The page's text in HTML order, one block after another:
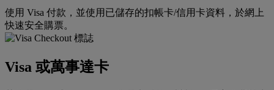
使用 Visa 付款，並使用已儲存的扣帳卡/信用卡資料，於網上
快速安全購票。
Visa 或萬事達卡